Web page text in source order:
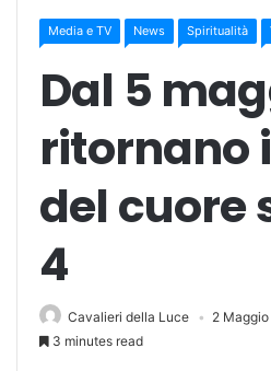
Media e TV News Spiritualità
Dal 5
ritornano
del cuore
4
Cavalieri della Luce 2
3 minutes read